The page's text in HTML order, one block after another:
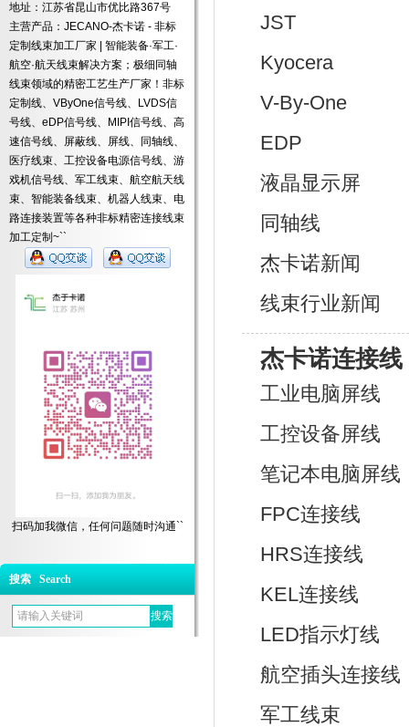
地址：江苏省昆山市优比路367号
主营产品：JECANO-杰卡诺 - 非标
定制线束加工厂家 | 智能装备·军工·
航空·航天线束解决方案；极细同轴
线束领域的精密工艺生产厂家！非标
定制线、VByOne信号线、LVDS信
号线、eDP信号线、MIPI信号线、高
速信号线、屏蔽线、屏线、同轴线、
医疗线束、工控设备电源信号线、游
戏机信号线、军工线束、航空航天线
束、智能装备线束、机器人线束、电
路连接装置等各种非标精密连接线束
加工定制~``
扫码加我微信，任何问题随时沟通``
搜索 Search
JST
Kyocera
V-By-One
EDP
液晶显示屏
同轴线
杰卡诺新闻
线束行业新闻
杰卡诺连接线
工业电脑屏线
工控设备屏线
笔记本电脑屏线
FPC连接线
HRS连接线
KEL连接线
LED指示灯线
航空插头连接线
军工线束